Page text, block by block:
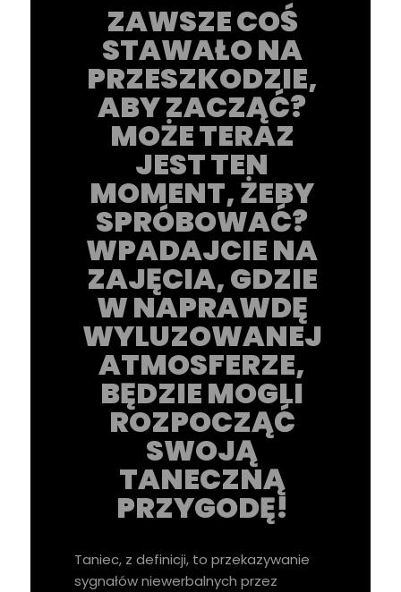
ZAWSZE COŚ
STAWAŁO NA
PRZESZKODZIE,
ABY ZACZĄĆ?
MOŻE TERAZ
JEST TEN
MOMENT, ŻEBY
SPRÓBOWAĆ?
WPADAJCIE NA
ZAJĘCIA, GDZIE
W NAPRAWDĘ
WYLUZOWANEJ
ATMOSFERZE,
BĘDZIE MOGLI
ROZPOCZĄĆ
SWOJĄ
TANECZNĄ
PRZYGODĘ!
Taniec, z definicji, to przekazywanie
sygnałów niewerbalnych przez